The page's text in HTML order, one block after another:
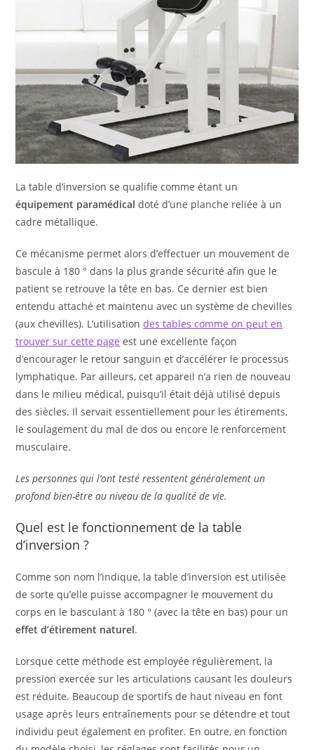
La table d’inversion se qualifie comme étant un
équipement paramédical doté d’une planche reliée à un
cadre métallique.
Ce mécanisme permet alors d’effectuer un mouvement de
bascule à 180 ° dans la plus grande sécurité afin que le
patient se retrouve la tête en bas. Ce dernier est bien
entendu attaché et maintenu avec un système de chevilles
(aux chevilles). L’utilisationdes tables comme on peut en
trouver sur cette page est une excellente façon
d’encourager le retour sanguin et d’accélérer le processus
lymphatique. Par ailleurs, cet appareil n’a rien de nouveau
dans le milieu médical, puisqu’il était déjà utilisé depuis
des siècles. Il servait essentiellement pour les étirements,
le soulagement du mal de dos ou encore le renforcement
musculaire.
Les personnes qui l’ont testé ressentent généralement un
profond bien-être au niveau de la qualité de vie.
Quel est le fonctionnement de la table
d’inversion ?
Comme son nom l’indique, la table d’inversion est utilisée
de sorte qu’elle puisse accompagner le mouvement du
corps en le basculant à 180 ° (avec la tête en bas) pour un
effet d’étirement naturel.
Lorsque cette méthode est employée régulièrement, la
pression exercée sur les articulations causant les douleurs
est réduite. Beaucoup de sportifs de haut niveau en font
usage après leurs entraînements pour se détendre et tout
individu peut également en profiter. En outre, en fonction